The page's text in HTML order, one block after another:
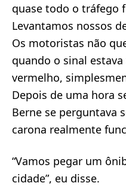
quase todo o tráfego
Levantamos nossos
Os motoristas não
quando o sinal
vermelho,
Depois de uma hora
Berne se perguntava
carona realmente
“Vamos pegar um
cidade”, eu disse.